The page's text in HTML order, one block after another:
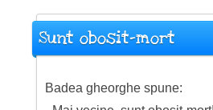
Sunt obosit-mort
Badea gheorghe spune: